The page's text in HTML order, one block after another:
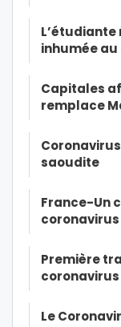
inhumée
Capitales
remplace
saoudite
France-Un
Première
Le